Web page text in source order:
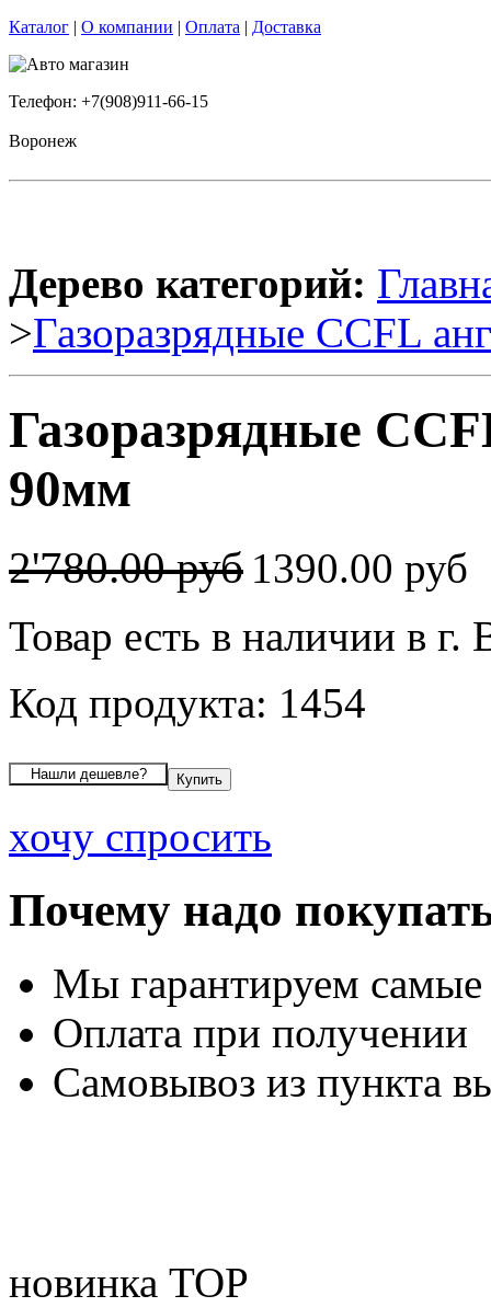
Каталог | О компании | Оплата | Доставка
Телефон: +7(908)911-66-15
Воронеж
Дерево категорий:
>Газоразрядные CCFL
Газоразрядные
90мм
2'780.00 руб 1390.00 руб
Товар есть в наличии в г.
Код продукта: 1454
хочу спросить
Почему надо
Мы гарантируем
Оплата при получении
Самовывоз из пункта
новинка TOP